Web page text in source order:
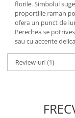
florile. Simbolul
proportiile raman
ofera un punct de
Perechea se
sau cu accente
Review-uri(1)